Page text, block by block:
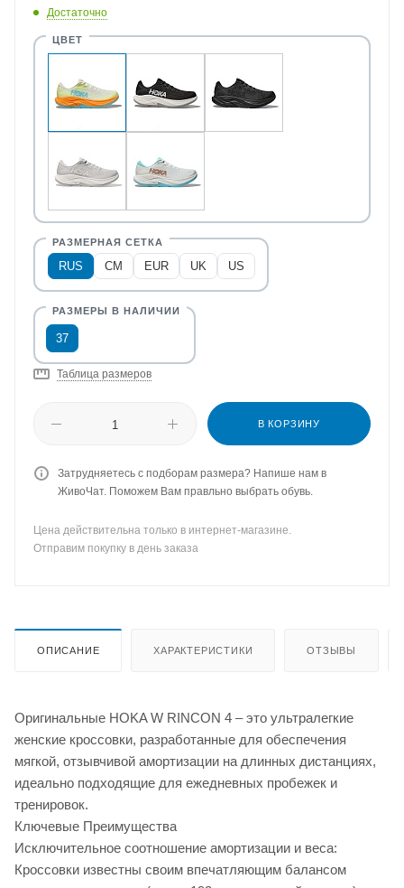
Достаточно
RUS CM EUR UK US
37
Таблица размеров
В КОРЗИНУ
Затрудняетесь с подборам размера? Напише нам в
ЖивоЧат. Поможем Вам правльно выбрать обувь.
Цена действительна только в интернет-магазине.
Отправим покупку в день заказа
ОПИСАНИЕ ХАРАКТЕРИСТИКИ ОТЗЫВЫ
Оригинальные HOKA W RINCON 4 – это ультралегкие
женские кроссовки, разработанные для обеспечения
мягкой, отзывчивой амортизации на длинных дистанциях,
идеально подходящие для ежедневных пробежек и
тренировок.
Ключевые Преимущества
Исключительное соотношение амортизации и веса:
Кроссовки известны своим впечатляющим балансом